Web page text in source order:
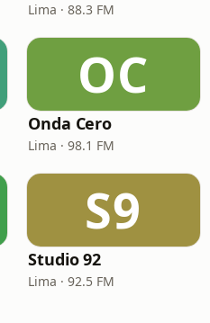
Lima · 88.3 FM
OC
Onda Cero
Lima · 98.1 FM
S9
Studio 92
Lima · 92.5 FM